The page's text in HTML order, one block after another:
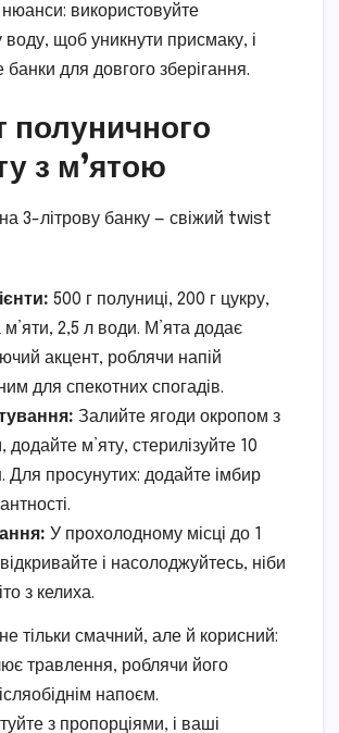
використовуйте
воду, щоб уникнути присмаку, і
банки для довгого зберігання.
полуничного
з м’ятою
3-літрову банку — свіжий twist
500 г полуниці, 200 г цукру,
м’яти, 2,5 л води. М’ята додає
акцент, роблячи напій
для спекотних спогадів.
Залийте ягоди окропом з
додайте м’яту, стерилізуйте 10
Для просунутих: додайте імбир
У прохолодному місці до 1
і насолоджуйтесь, ніби
з келиха.
тільки смачний, але й корисний:
травлення, роблячи його
напоєм.
з пропорціями, і ваші